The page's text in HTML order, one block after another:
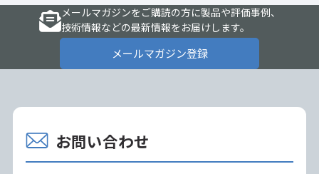
メールマガジンをご購読の方に製品や評価事例、
技術情報などの最新情報をお届けします。
メールマガジン登録
お問い合わせ